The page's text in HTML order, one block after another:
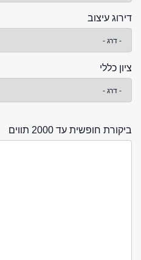
דירוג עיצוב
ציון כללי
ביקורת חופשית עד 2000 תווים